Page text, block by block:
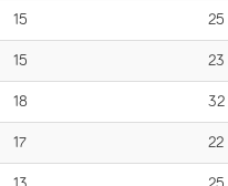
15 25
15 23
18 32
17 22